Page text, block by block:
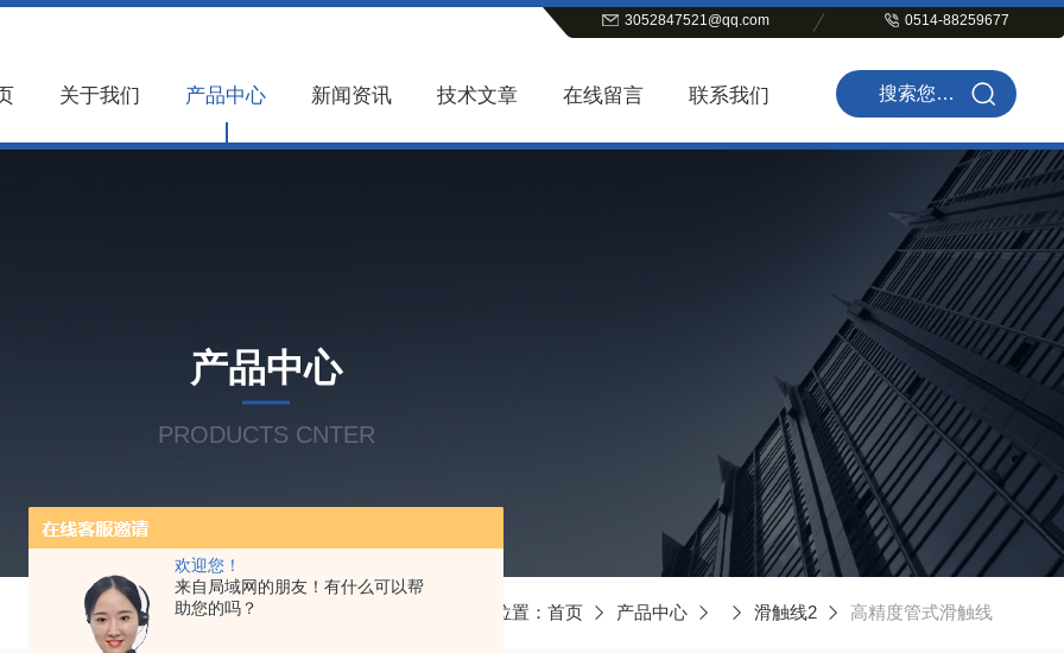
欢迎您！
来自局域网的朋友！有什么可以帮
助您的吗？
3052847521@qq.com 0514-88259677
关于我们 产品中心 新闻资讯 技术文章 在线留言 联系我们
产品中心
PRODUCTS CNTER
当前位置： 首页 产品中心 滑触线2 高精度管式滑触线